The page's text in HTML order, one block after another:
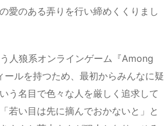
愛のある弄りを行い締めくくりまし
人狼系オンラインゲーム『Among
ルを持つため、最初からみんなに疑
う名目で色々な人を厳しく追求して
若い目は先に摘んでおかないと」と